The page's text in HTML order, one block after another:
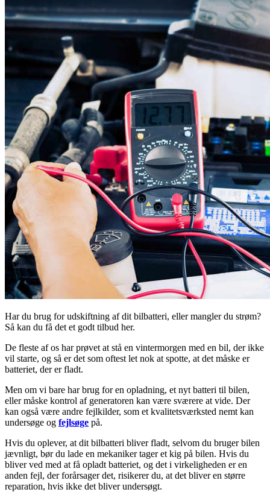
Har du brug for udskiftning af dit bilbatteri, eller mangler du strøm?
Så kan du få det et godt tilbud her.
De fleste af os har prøvet at stå en vintermorgen med en bil, der ikke
vil starte, og så er det som oftest let nok at spotte, at det måske er
batteriet, der er fladt.
Men om vi bare har brug for en opladning, et nyt batteri til bilen,
eller måske kontrol af generatoren kan være sværere at vide. Der
kan også være andre fejlkilder, som et kvalitetsværksted nemt kan
undersøge og fejlsøge på.
Hvis du oplever, at dit bilbatteri bliver fladt, selvom du bruger bilen
jævnligt, bør du lade en mekaniker tager et kig på bilen. Hvis du
bliver ved med at få opladt batteriet, og det i virkeligheden er en
anden fejl, der forårsager det, risikerer du, at det bliver en større
reparation, hvis ikke det bliver undersøgt.